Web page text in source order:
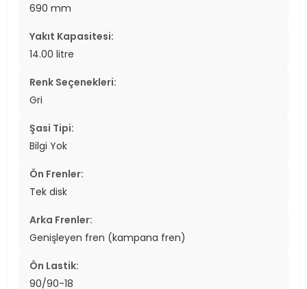
690 mm
Yakıt Kapasitesi:
14.00 litre
Renk Seçenekleri:
Gri
Şasi Tipi:
Bilgi Yok
Ön Frenler:
Tek disk
Arka Frenler:
Genişleyen fren (kampana fren)
Ön Lastik:
90/90-18